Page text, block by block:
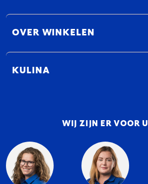
OVER WINKELEN
KULINA
WIJ ZIJN ER VOOR U